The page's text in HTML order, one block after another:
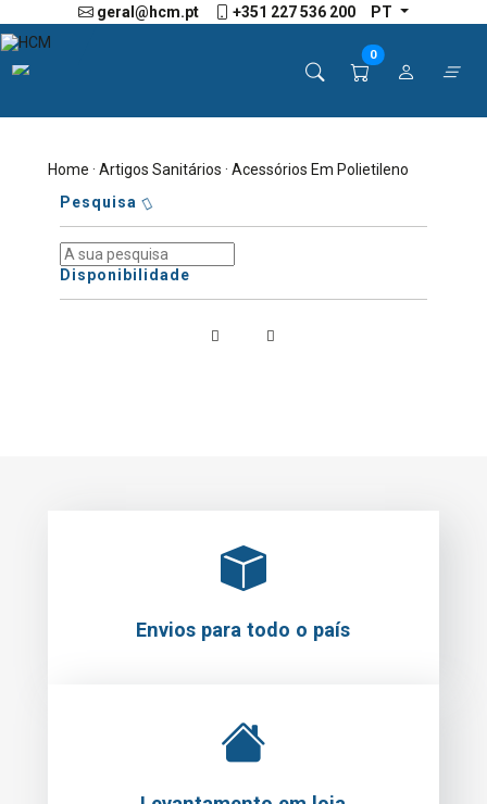
geral@hcm.pt +351 227 536 200 PT
0
Home ·Artigos Sanitários · Acessórios Em Polietileno
Pesquisa
Disponibilidade
Envios para todo o país